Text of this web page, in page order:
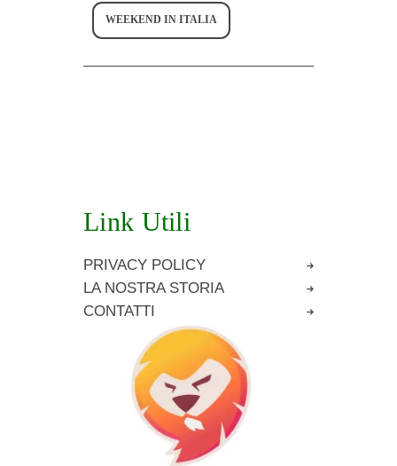
WEEKEND IN ITALIA
Link Utili
PRIVACY POLICY
LA NOSTRA STORIA
CONTATTI